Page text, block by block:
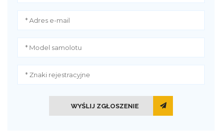
WYŚLIJ ZGŁOSZENIE